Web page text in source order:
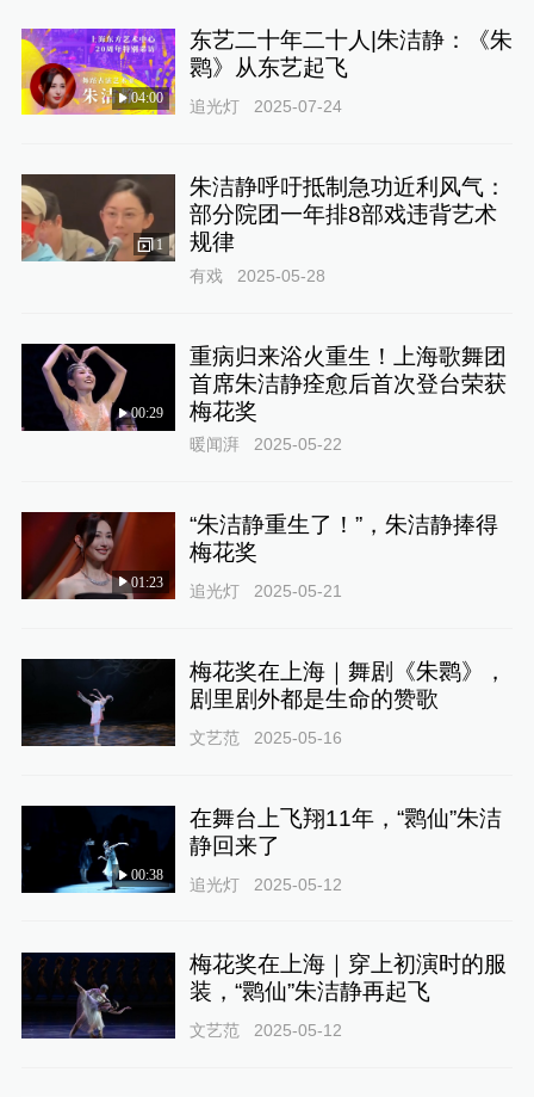
04:00
东艺二十年二十人|朱洁静：《朱
鹮》从东艺起飞
追光灯 2025-07-24
1
朱洁静呼吁抵制急功近利风气：
部分院团一年排8部戏违背艺术
规律
有戏 2025-05-28
00:29
重病归来浴火重生！上海歌舞团
首席朱洁静痊愈后首次登台荣获
梅花奖
暖闻湃 2025-05-22
01:23
“朱洁静重生了！”，朱洁静捧得
梅花奖
追光灯 2025-05-21
梅花奖在上海｜舞剧《朱鹮》，
剧里剧外都是生命的赞歌
文艺范 2025-05-16
00:38
在舞台上飞翔11年，“鹮仙”朱洁
静回来了
追光灯 2025-05-12
梅花奖在上海｜穿上初演时的服
装，“鹮仙”朱洁静再起飞
文艺范 2025-05-12